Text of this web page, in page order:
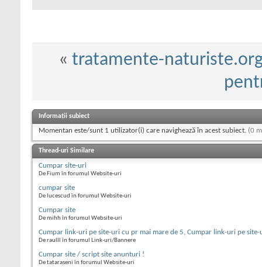
« tratamente-
Informații subiect
Momentan este/sunt 1 utilizator(i) care navighează în acest subiect. (0
Thread-uri Similare
Cumpar site-uri
De Fium în forumul Website-uri
cumpar site
De lucescud în forumul Website-uri
Cumpar site
De mihh în forumul Website-uri
Cumpar link-uri pe site-uri cu pr mai mare de 5, Cumpar link-uri pe
De raulll în forumul Link-uri/Bannere
Cumpar site / script site anunturi !
De tataraseni în forumul Website-uri